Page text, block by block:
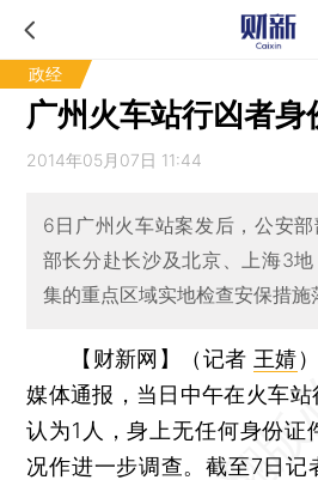
政经
广州火车站行凶者身
2014年05月07日 11:44
6日广州火车站案发后，公安
部长分赴长沙及北京、上海3
集的重点区域实地检查安保措施
【财新网】（记者 王婧）
媒体通报，当日中午在火车
认为1人，身上无任何身份证
况作进一步调查。截至7日记